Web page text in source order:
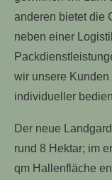
anderen bietet die
neben einer
wir unsere
individueller
Der neue
rund 8 Hektar; im
qm Hallenfläche